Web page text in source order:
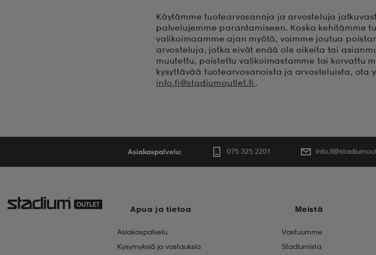
Käytämme tuotearvosanoja ja arvosteluja
palvelujemme parantamiseen. Koska kehitämme
valikoimaamme ajan myötä, voimme joutua
arvosteluja, jotka eivät enää ole oikeita tai
muutettu, poistettu valikoimastamme tai korvattu
kysyttävää tuotearvosanoista ja arvosteluista, ota
info.fi@stadiumoutlet.fi .
Asiakaspalvelu: 075 325 2201
Apua ja tietoa
Asiakaspalvelu
Kysymyksiä ja vastauksia
Meistä
Vastuumme
Stadiumista